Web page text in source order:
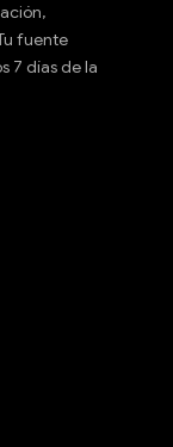
fuente
7 días de la